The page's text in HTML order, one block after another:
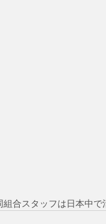
合スタッフは日本中で